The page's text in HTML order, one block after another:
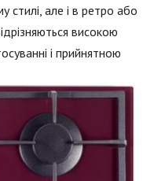
стилі, але і в ретро або
високою
і прийнятною